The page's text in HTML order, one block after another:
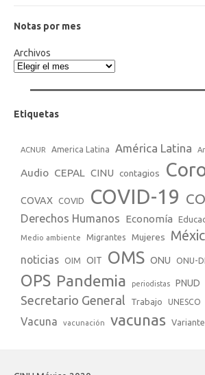
Notas por mes
Archivos
Etiquetas
ACNUR America Latina América Latina
Audio CEPAL CINU contagios
COVAX COVID COVID-19
Derechos Humanos Economía
Medio ambiente Migrantes Mujeres
noticias OIM OIT OMS ONU ONU-
OPS Pandemia periodistas PNUD
Secretario General Trabajo UNESCO
Vacuna vacunación vacunas